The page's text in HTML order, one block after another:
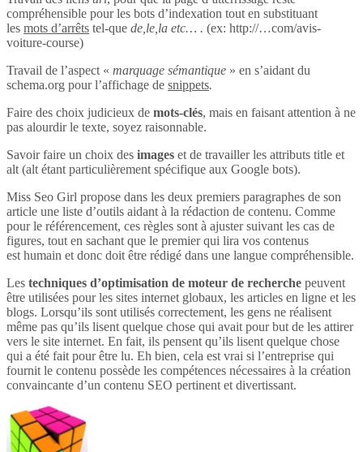
compréhensible pour les bots d’indexation tout en substituant
les mots d’arrêts tel-que de,le,la etc… . (ex: http://…com/avis-
voiture-course)
Travail de l’aspect « marquage sémantique » en s’aidant du
schema.org pour l’affichage de snippets.
Faire des choix judicieux de mots-clés, mais en faisant attention à ne
pas alourdir le texte, soyez raisonnable.
Savoir faire un choix des images et de travailler les attributs title et
alt (alt étant particulièrement spécifique aux Google bots).
Miss Seo Girl propose dans les deux premiers paragraphes de son
article une liste d’outils aidant à la rédaction de contenu. Comme
pour le référencement, ces règles sont à ajuster suivant les cas de
figures, tout en sachant que le premier qui lira vos contenus
est humain et donc doit être rédigé dans une langue compréhensible.
Les techniques d’optimisation de moteur de recherche peuvent
être utilisées pour les sites internet globaux, les articles en ligne et les
blogs. Lorsqu’ils sont utilisés correctement, les gens ne réalisent
même pas qu’ils lisent quelque chose qui avait pour but de les attirer
vers le site internet. En fait, ils pensent qu’ils lisent quelque chose
qui a été fait pour être lu. Eh bien, cela est vrai si l’entreprise qui
fournit le contenu possède les compétences nécessaires à la création
convaincante d’un contenu SEO pertinent et divertissant.